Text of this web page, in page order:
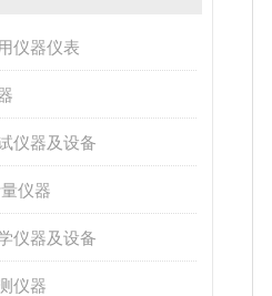
仪器仪表
仪器及设备
仪器
仪器及设备
仪器